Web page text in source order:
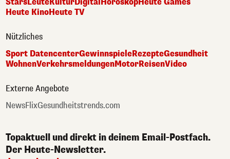
Heute KinoHeute TV
Nützliches
Sport DatencenterGewinnspieleRezepteGesundheit
WohnenVerkehrsmeldungenMotorReisenVideo
Externe Angebote
NewsFlixGesundheitstrends.com
Topaktuell und direkt in deinem Email-Postfach.
Der Heute-Newsletter.